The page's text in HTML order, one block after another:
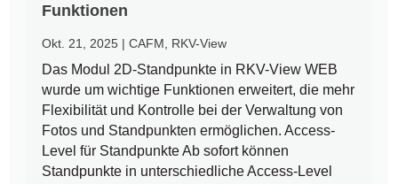
Funktionen
Okt. 21, 2025 |CAFM RKV-View
Das Modul 2D-Standpunkte in RKV-View WEB
wurde um wichtige Funktionen erweitert, die mehr
Flexibilität und Kontrolle bei der Verwaltung von
Fotos und Standpunkten ermöglichen. Access-
Level für Standpunkte Ab sofort können
Standpunkte in unterschiedliche Access-Level